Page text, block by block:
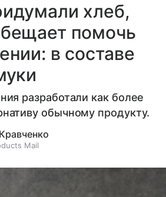
хлеб,
помочь
в составе
разработали как более
обычному продукту.
Mail